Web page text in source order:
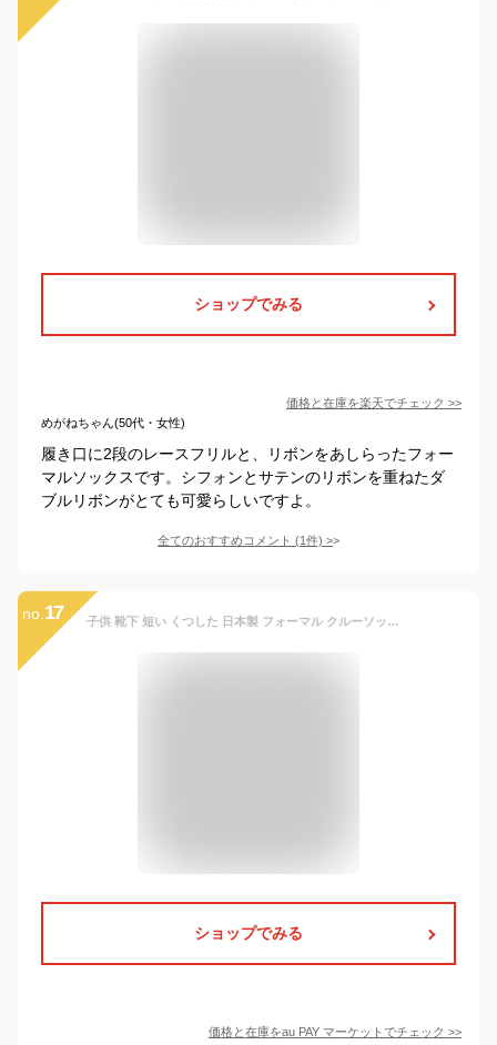
ショップでみる
価格と在庫を楽天でチェック >>
めがねちゃん(50代・女性)
履き口に2段のレースフリルと、リボンをあしらったフォー
マルソックスです。シフォンとサテンのリボンを重ねたダ
ブルリボンがとても可愛らしいですよ。
全てのおすすめコメント (1件) >
no. 17 子供 靴下 短い くつした 日本製 フォーマル クルーソックス ホワイト パール キッズ 結婚式 パーティー 発表会 ピアノ 入学 入園 学校
ショップでみる
価格と在庫をau PAY マーケット でチェック >>